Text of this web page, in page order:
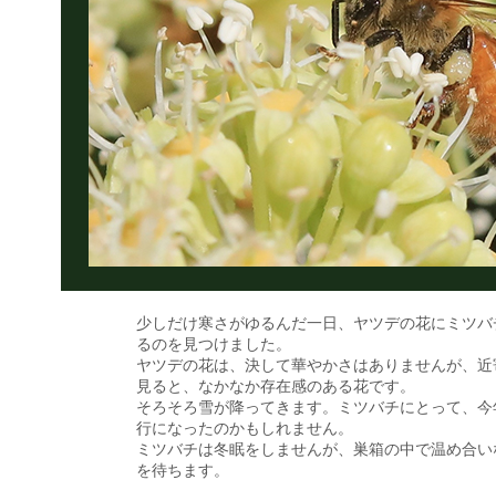
少しだけ寒さがゆるんだ一日、ヤツデの花にミツ
るのを見つけました。
ヤツデの花は、決して華やかさはありませんが、
見ると、なかなか存在感のある花です。
そろそろ雪が降ってきます。ミツバチにとって、
行になったのかもしれません。
ミツバチは冬眠をしませんが、巣箱の中で温め合
を待ちます。